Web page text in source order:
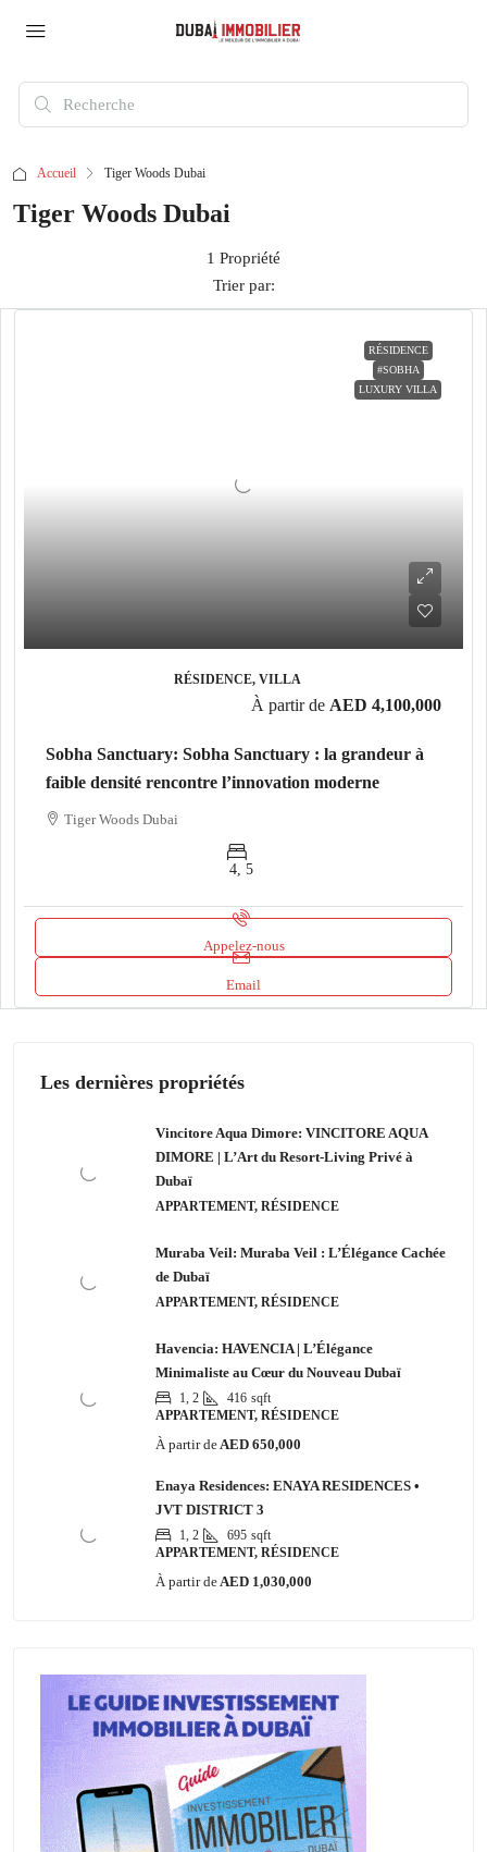
Accueil Tiger Woods Dubai
Tiger Woods Dubai
1 Propriété
Trier par:
RÉSIDENCE
#SOBHA
LUXURY VILLA
RÉSIDENCE, VILLA
À partir de AED 4,100,000
Sobha Sanctuary: Sobha Sanctuary : la grandeur à
faible densité rencontre l’innovation moderne
Tiger Woods Dubai
4, 5
Appelez-nous
Email
Les dernières propriétés
Vincitore Aqua Dimore: VINCITORE AQUA
DIMORE | L’Art du Resort-Living Privé à
Dubaï
APPARTEMENT, RÉSIDENCE
Muraba Veil: Muraba Veil : L’Élégance Cachée
de Dubaï
APPARTEMENT, RÉSIDENCE
Havencia: HAVENCIA | L’Élégance
Minimaliste au Cœur du Nouveau Dubaï
1, 2 416 sqft
APPARTEMENT, RÉSIDENCE
À partir deAED 650,000
Enaya Residences: ENAYA RESIDENCES •
JVT DISTRICT 3
1, 2 695 sqft
APPARTEMENT, RÉSIDENCE
À partir deAED 1,030,000